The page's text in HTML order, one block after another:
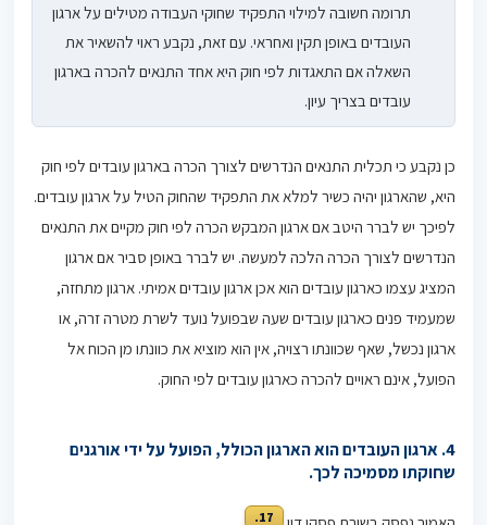
תרומה חשובה למילוי התפקיד שחוקי העבודה מטילים על ארגון
העובדים באופן תקין ואחראי. עם זאת, נקבע ראוי להשאיר את
השאלה אם התאגדות לפי חוק היא אחד התנאים להכרה בארגון
עובדים בצריך עיון.
כן נקבע כי תכלית התנאים הנדרשים לצורך הכרה בארגון עובדים לפי חוק
היא, שהארגון יהיה כשיר למלא את התפקיד שהחוק הטיל על ארגון עובדים.
לפיכך יש לברר היטב אם ארגון המבקש הכרה לפי חוק מקיים את התנאים
הנדרשים לצורך הכרה הלכה למעשה. יש לברר באופן סביר אם ארגון
המציג עצמו כארגון עובדים הוא אכן ארגון עובדים אמיתי. ארגון מתחזה,
שמעמיד פנים כארגון עובדים שעה שבפועל נועד לשרת מטרה זרה, או
ארגון נכשל, שאף שכוונתו רצויה, אין הוא מוציא את כוונתו מן הכוח אל
הפועל, אינם ראויים להכרה כארגון עובדים לפי החוק.
4. ארגון העובדים הוא הארגון הכולל, הפועל על ידי אורגנים
שחוקתו מסמיכה לכך.
17.